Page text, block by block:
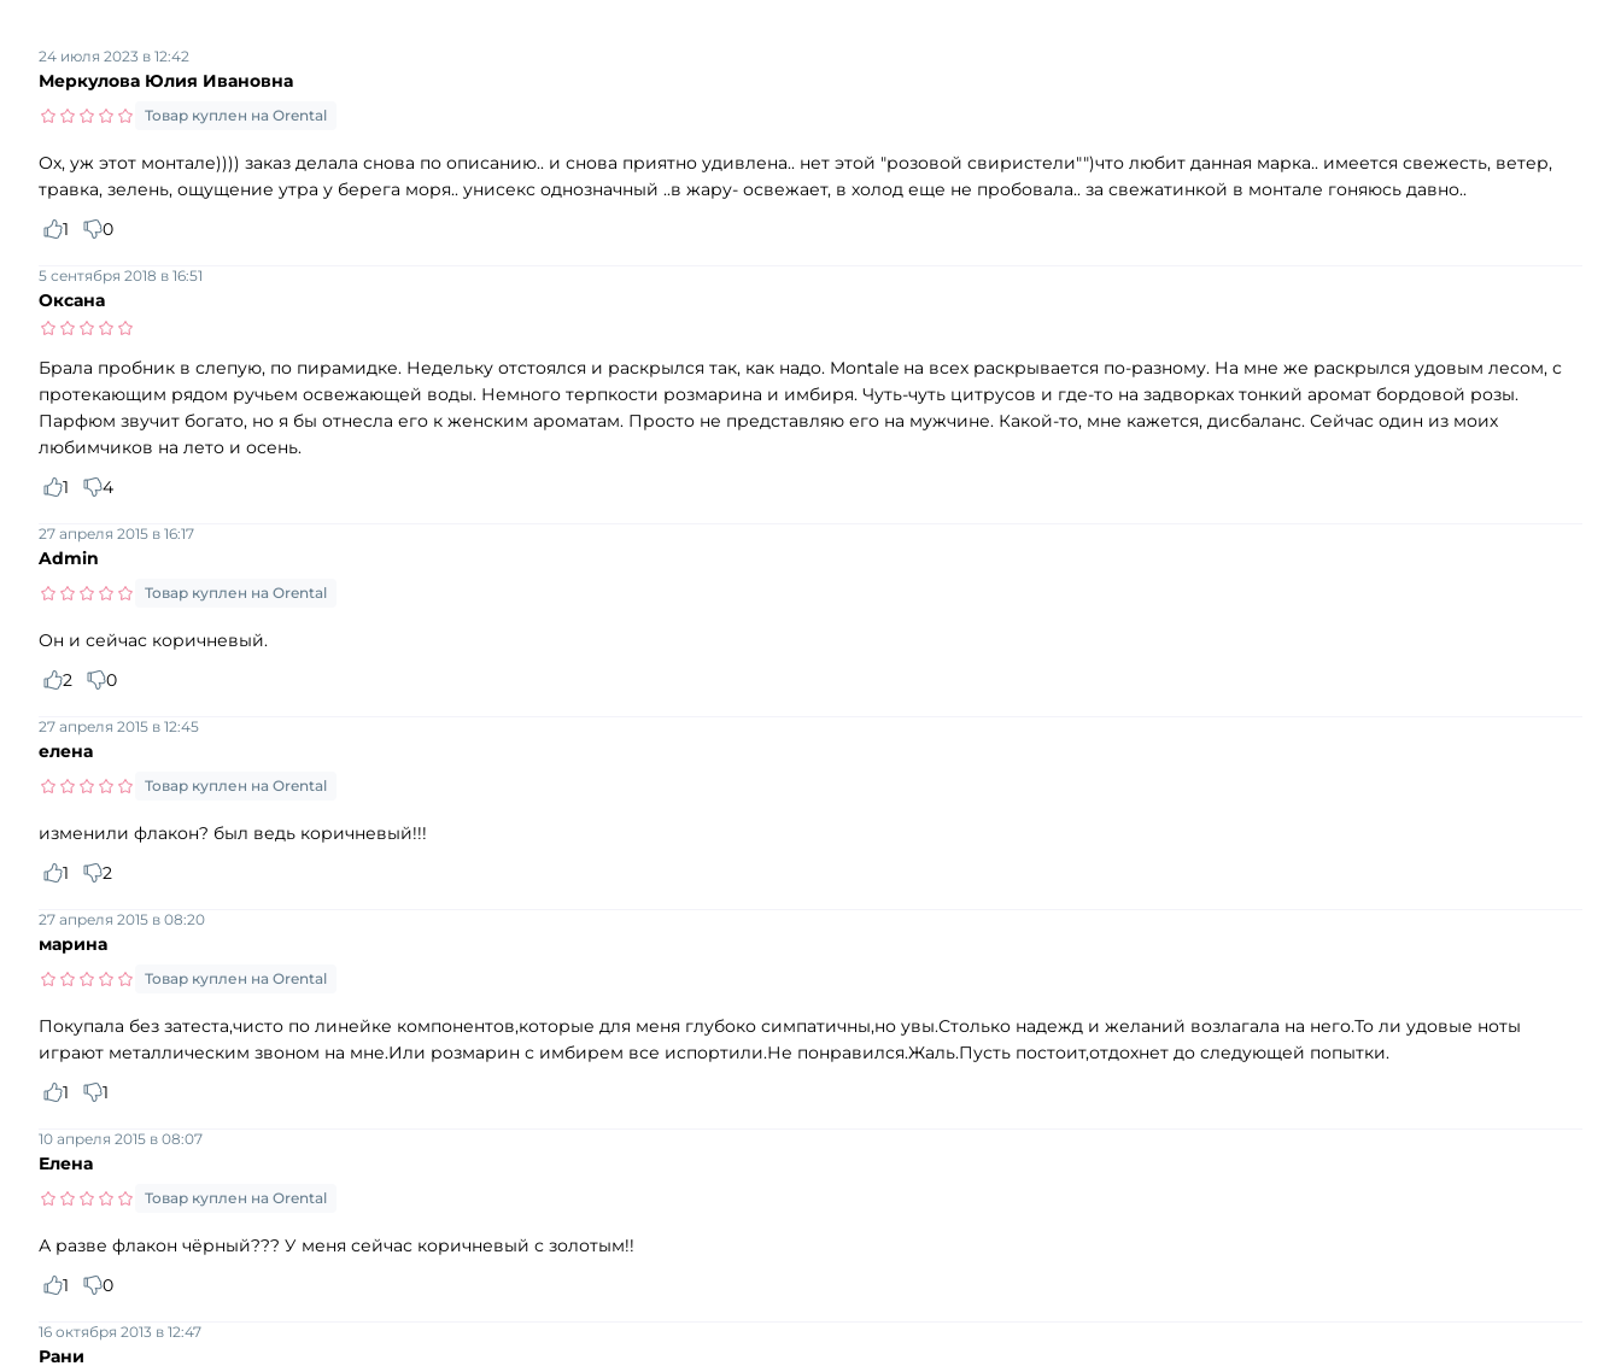
Меркулова Юлия Ивановна
24 июля 2023 в 12:42
Товар куплен на Orental
Ох, уж этот монтале)))) заказ делала снова по описанию.. и снова приятно удивлена.. нет этой "розовой свиристели"")что любит данная марка.. имеется свежесть, ветер,
травка, зелень, ощущение утра у берега моря.. унисекс однозначный ..в жару- освежает, в холод еще не пробовала.. за свежатинкой в монтале гоняюсь давно..
1
0
Оксана
5 сентября 2018 в 16:51
Брала пробник в слепую, по пирамидке. Недельку отстоялся и раскрылся так, как надо. Montale на всех раскрывается по-разному. На мне же раскрылся удовым лесом, с
протекающим рядом ручьем освежающей воды. Немного терпкости розмарина и имбиря. Чуть-чуть цитрусов и где-то на задворках тонкий аромат бордовой розы.
Парфюм звучит богато, но я бы отнесла его к женским ароматам. Просто не представляю его на мужчине. Какой-то, мне кажется, дисбаланс. Сейчас один из моих
любимчиков на лето и осень.
1
4
Admin
27 апреля 2015 в 16:17
Товар куплен на Orental
Он и сейчас коричневый.
2
0
елена
27 апреля 2015 в 12:45
Товар куплен на Orental
изменили флакон? был ведь коричневый!!!
1
2
марина
27 апреля 2015 в 08:20
Товар куплен на Orental
Покупала без затеста,чисто по линейке компонентов,которые для меня глубоко симпатичны,но увы.Столько надежд и желаний возлагала на него.То ли удовые ноты
играют металлическим звоном на мне.Или розмарин с имбирем все испортили.Не понравился.Жаль.Пусть постоит,отдохнет до следующей попытки.
1
1
Елена
10 апреля 2015 в 08:07
Товар куплен на Orental
А разве флакон чёрный??? У меня сейчас коричневый с золотым!!
1
0
Рани
16 октября 2013 в 12:47